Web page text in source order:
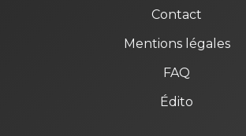
Contact
Mentions légales
FAQ
Édito